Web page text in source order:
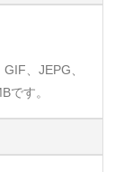
、JEPG、
です。